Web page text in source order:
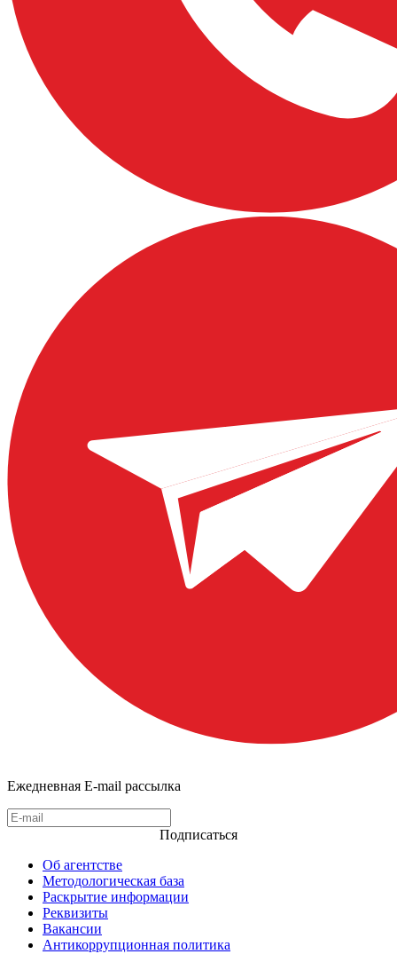
Ежедневная E-mail рассылка
Подписаться
Об агентстве
Методологическая база
Раскрытие информации
Реквизиты
Вакансии
Антикоррупционная политика